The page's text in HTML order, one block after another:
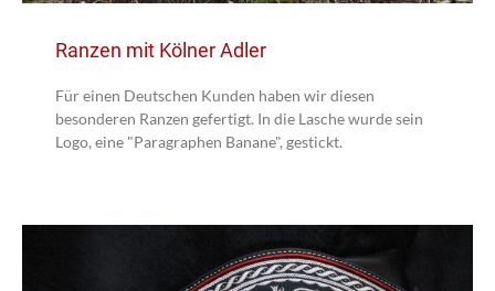
Ranzen mit Kölner Adler
Für einen Deutschen Kunden haben wir diesen
besonderen Ranzen gefertigt. In die Lasche wurde sein
Logo, eine "Paragraphen Banane", gestickt.